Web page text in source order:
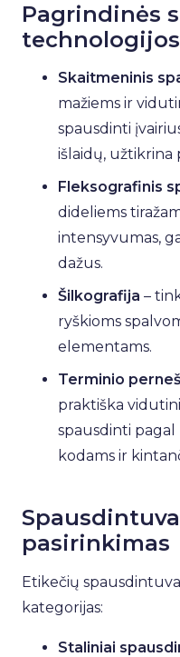
Pagrindinės
technologijos
Skaitmeninis
mažiems ir
spausdinti
išlaidų, užtikrina
Fleksografinis
dideliems
intensyvumas,
dažus.
Šilkografija –
ryškioms
elementams.
Terminio
praktiška
spausdinti
kodams ir
pasirinkimas
Etikečių
kategorijas:
Staliniai